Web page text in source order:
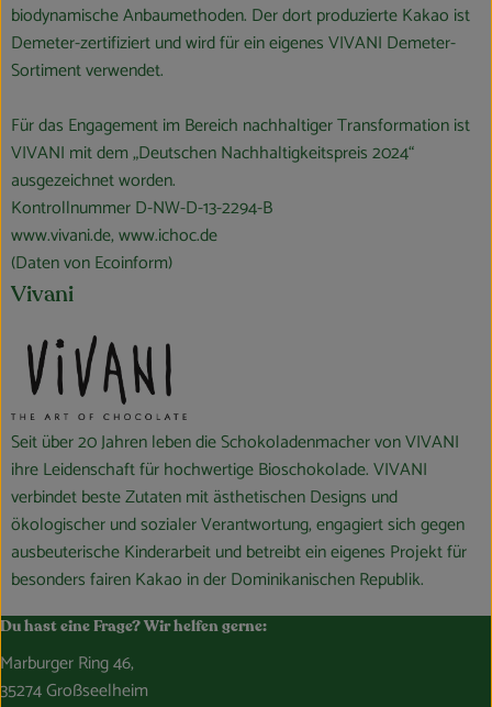
biodynamische Anbaumethoden. Der dort produzierte Kakao ist
Demeter-zertifiziert und wird für ein eigenes VIVANI Demeter-
Sortiment verwendet.
Für das Engagement im Bereich nachhaltiger Transformation ist
VIVANI mit dem „Deutschen Nachhaltigkeitspreis 2024“
ausgezeichnet worden.
Kontrollnummer D-NW-D-13-2294-B
www.vivani.de, www.ichoc.de
(Daten von Ecoinform)
Vivani
Seit über 20 Jahren leben die Schokoladenmacher von VIVANI
ihre Leidenschaft für hochwertige Bioschokolade. VIVANI
verbindet beste Zutaten mit ästhetischen Designs und
ökologischer und sozialer Verantwortung, engagiert sich gegen
ausbeuterische Kinderarbeit und betreibt ein eigenes Projekt für
besonders fairen Kakao in der Dominikanischen Republik.
Du hast eine Frage? Wir helfen gerne:
Marburger Ring 46,
35274 Großseelheim